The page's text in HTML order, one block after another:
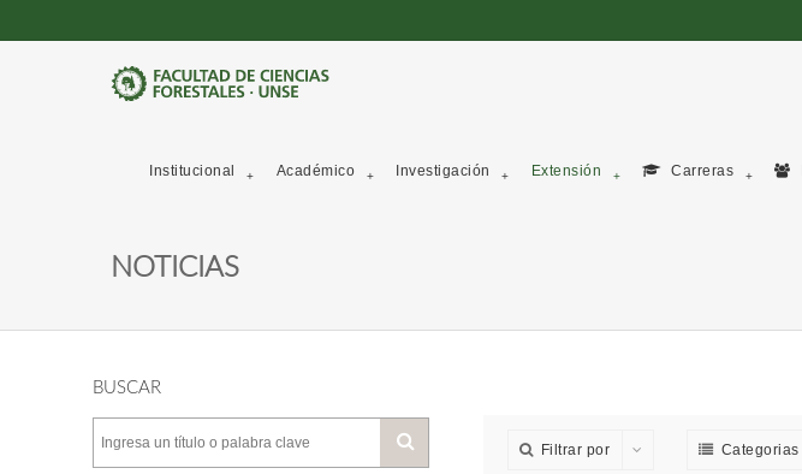
Institucional Académico Investigación Extensión Carreras
NOTICIAS
BUSCAR
Filtrar por Categorias